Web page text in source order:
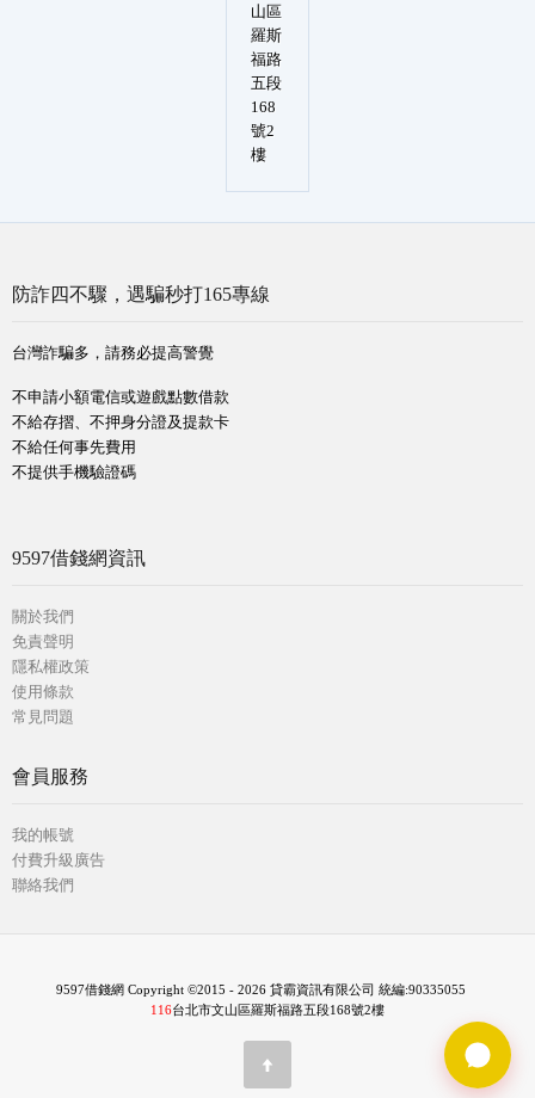
山區
羅斯
福路
五段
168
號2
樓
防詐四不驟，遇騙秒打165專線
台灣詐騙多，請務必提高警覺
不申請小額電信或遊戲點數借款
不給存摺、不押身分證及提款卡
不給任何事先費用
不提供手機驗證碼
9597借錢網資訊
關於我們
免責聲明
隱私權政策
使用條款
常見問題
會員服務
我的帳號
付費升級廣告
聯絡我們
9597借錢網 Copyright ©2015 - 2026 貸霸資訊有限公司 統編:90335055
116台北市文山區羅斯福路五段168號2樓